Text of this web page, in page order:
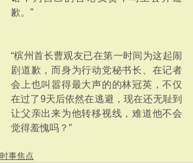
歉。”
“槟州首长曹观友已在第一时间为这起闹
剧道歉，而身为行动党秘书长、在记者
会上也叫嚣得最大声的的林冠英，不仅
在过了9天后依然在逃避，现在还无耻到
让父亲出来为他转移视线，难道他不会
觉得羞愧吗？”
时事焦点